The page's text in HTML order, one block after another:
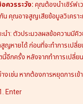
อควรระวัง: คุณต้องนำเซิร์ฟเ
น คุณอาจสูญเสียข้อมูลวิเครา
นำ: ตัวประมวลผลข้อความมีคิ
ญหายได้ ก่อนที่จะทำการเปลี่
อีกครั้ง หลังจากทำการเปลี่ย
งเช่น หากต้องการหยุดการเ
Enter